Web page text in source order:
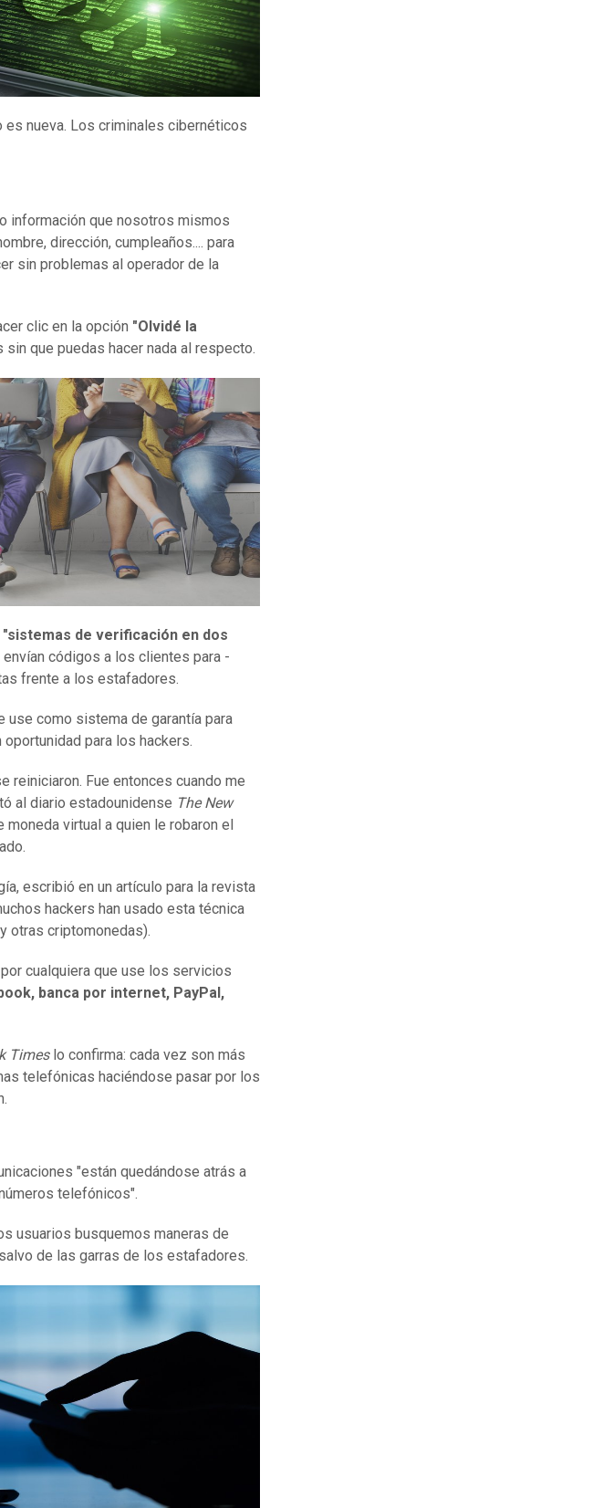
es nueva. Los criminales cibernéticos
información que nosotros mismos
dirección, cumpleaños.... para
sin problemas al operador de la
clic en la opción "Olvidé la
que puedas hacer nada al respecto.
"sistemas de verificación en dos
códigos a los clientes para -
frente a los estafadores.
use como sistema de garantía para
para los hackers.
reiniciaron. Fue entonces cuando me
al diario estadounidense TheNew
virtual a quien le robaron el
escribió en un artículo para la revista
hackers han usado esta técnica
otras criptomonedas).
cualquiera que use los servicios
banca por internet, PayPal,
Timeslo confirma: cada vez son más
telefónicas haciéndose pasar por los
"están quedándose atrás a
telefónicos".
usuarios busquemos maneras de
de las garras de los estafadores.